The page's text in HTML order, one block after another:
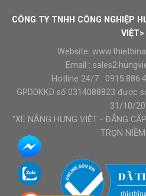
CÔNG TY TNHH CÔNG NGHIỆP
VIỆT>
Website:
Email :
Hotline 24/7 :
GPDDKKD số 0314088823 được
31/10/
"XE NÂNG HƯNG VIỆT - ĐẲNG
TRỌN